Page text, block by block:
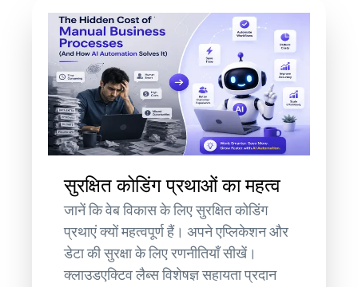
सुरक्षित कोडिंग प्रथाओं का महत्व
जानें कि वेब विकास के लिए सुरक्षित कोडिंग
प्रथाएं क्यों महत्वपूर्ण हैं। अपने एप्लिकेशन और
डेटा की सुरक्षा के लिए रणनीतियाँ सीखें।
क्लाउडएक्टिव लैब्स विशेषज्ञ सहायता प्रदान